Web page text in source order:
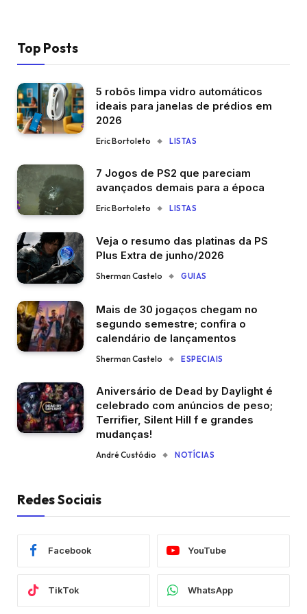
Top Posts
5 robôs limpa vidro automáticos
ideais para janelas de prédios em
2026
Eric Bortoleto LISTAS
7 Jogos de PS2 que pareciam
avançados demais para a época
Eric Bortoleto LISTAS
Veja o resumo das platinas da PS
Plus Extra de junho/2026
Sherman Castelo GUIAS
Mais de 30 jogaços chegam no
segundo semestre; confira o
calendário de lançamentos
Sherman Castelo ESPECIAIS
Aniversário de Dead by Daylight é
celebrado com anúncios de peso;
Terrifier, Silent Hill f e grandes
mudanças!
André Custódio NOTÍCIAS
Redes Sociais
Facebook YouTube
TikTok WhatsApp